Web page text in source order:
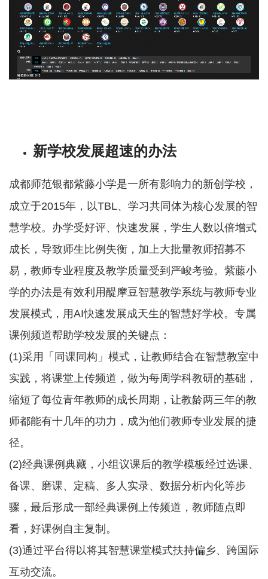
新学校发展超速的办法
成都师范银都紫藤小学是一所有影响力的新创学校，
成立于2015年，以TBL、学习共同体为核心发展的智
慧学校。办学受好评、快速发展，学生人数以倍增式
成长，导致师生比例失衡，加上大批量教师招募不
易，教师专业程度及教学质量受到严峻考验。紫藤小
学的办法是有效利用醍摩豆智慧教学系统与教师专业
发展模式，用AI快速发展成天生的智慧好学校。专属
课例频道帮助学校发展的关键点：
(1)采用「同课同构」模式，让教师结合在智慧教室中
实践，将课堂上传频道，做为每周学科教研的基础，
缩短了每位青年教师的成长周期，让教龄两三年的教
师都能有十几年的功力，成为他们教师专业发展的捷
径。
(2)经典课例典藏，小组议课后的教学模板经过选课、
备课、磨课、定稿、多人实录、数据分析内化等步
骤，最后形成一部经典课例上传频道，教师随点即
看，好课例自主复制。
(3)通过平台得以将其智慧课堂模式扶持偏乡、跨国际
互动交流。